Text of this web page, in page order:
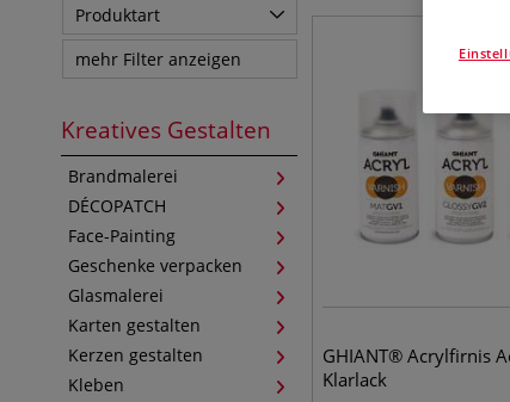
Produktart
mehr Filter anzeigen
Kreatives Gestalten
Brandmalerei
DÉCOPATCH
Face-Painting
Geschenke verpacken
Glasmalerei
Karten gestalten
Kerzen gestalten
Kleben
GHIANT® Acrylfirnis
Klarlack